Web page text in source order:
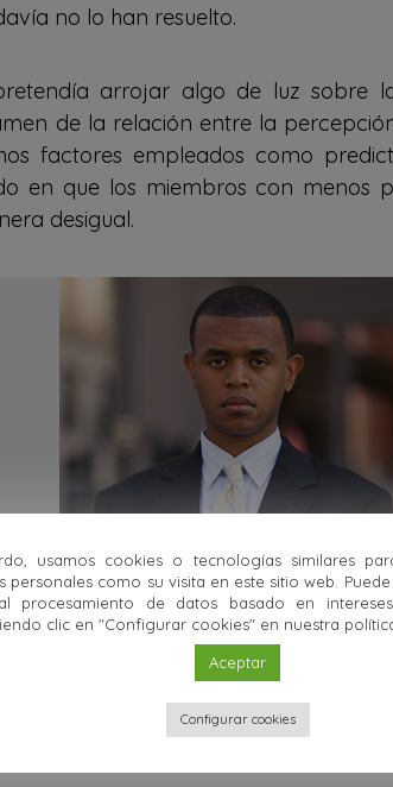
no lo han resuelto.
arrojar algo de luz sobre
de la relación entre la
factores empleados como
en que los miembros con menos
desigual.
fenómeno reside en su impacto negativo en
usamos cookies o tecnologías similares
personales como su visita en este sitio web.
procesamiento de datos basado en
clic en "Configurar cookies" en nuestra
Aceptar
Configurar cookies